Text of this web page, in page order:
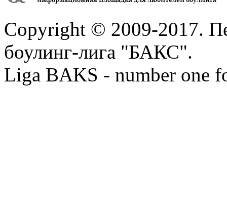
Copyright © 2009-2017.
боулинг-лига "БАКС".
Liga BAKS - number one